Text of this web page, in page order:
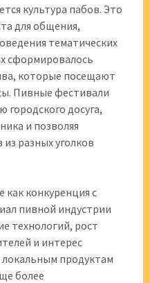
культура пабов. Это
для общения,
тематических
сформировалось
которые посещают
Пивные фестивали
городского досуга,
и позволяя
разных уголков
конкуренция с
пивной индустрии
технологий, рост
и интерес
продуктам
более